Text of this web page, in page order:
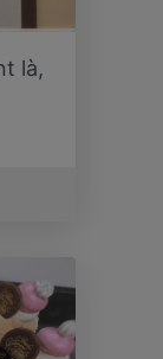
là,